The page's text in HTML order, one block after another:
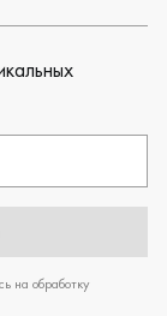
на обработку